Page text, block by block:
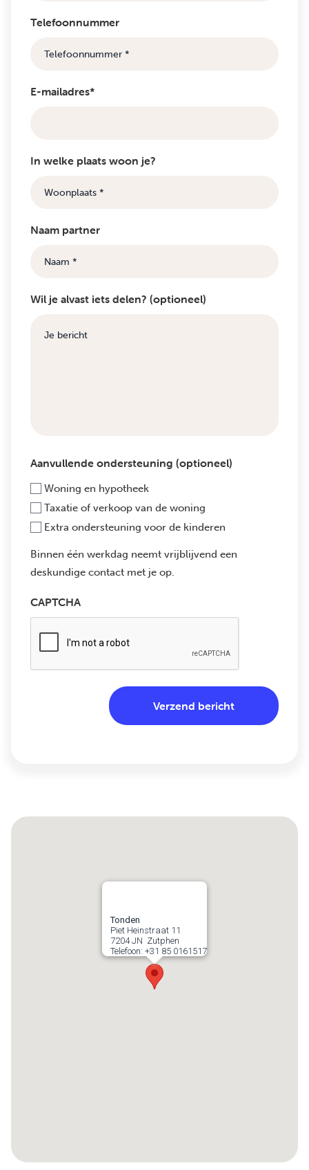
Telefoonnummer
E-mailadres*
In welke plaats woon je?
Naam partner
Wil je alvast iets delen? (optioneel)
Aanvullende ondersteuning (optioneel)
Woning en hypotheek
Taxatie of verkoop van de woning
Extra ondersteuning voor de kinderen
Binnen één werkdag neemt vrijblijvend een
deskundige contact met je op.
CAPTCHA
Tonden
Piet Heinstraat 11
7204 JN Zutphen
Telefoon: +31 85 0161517